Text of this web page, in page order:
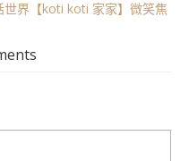
界【koti koti 家家】微笑焦